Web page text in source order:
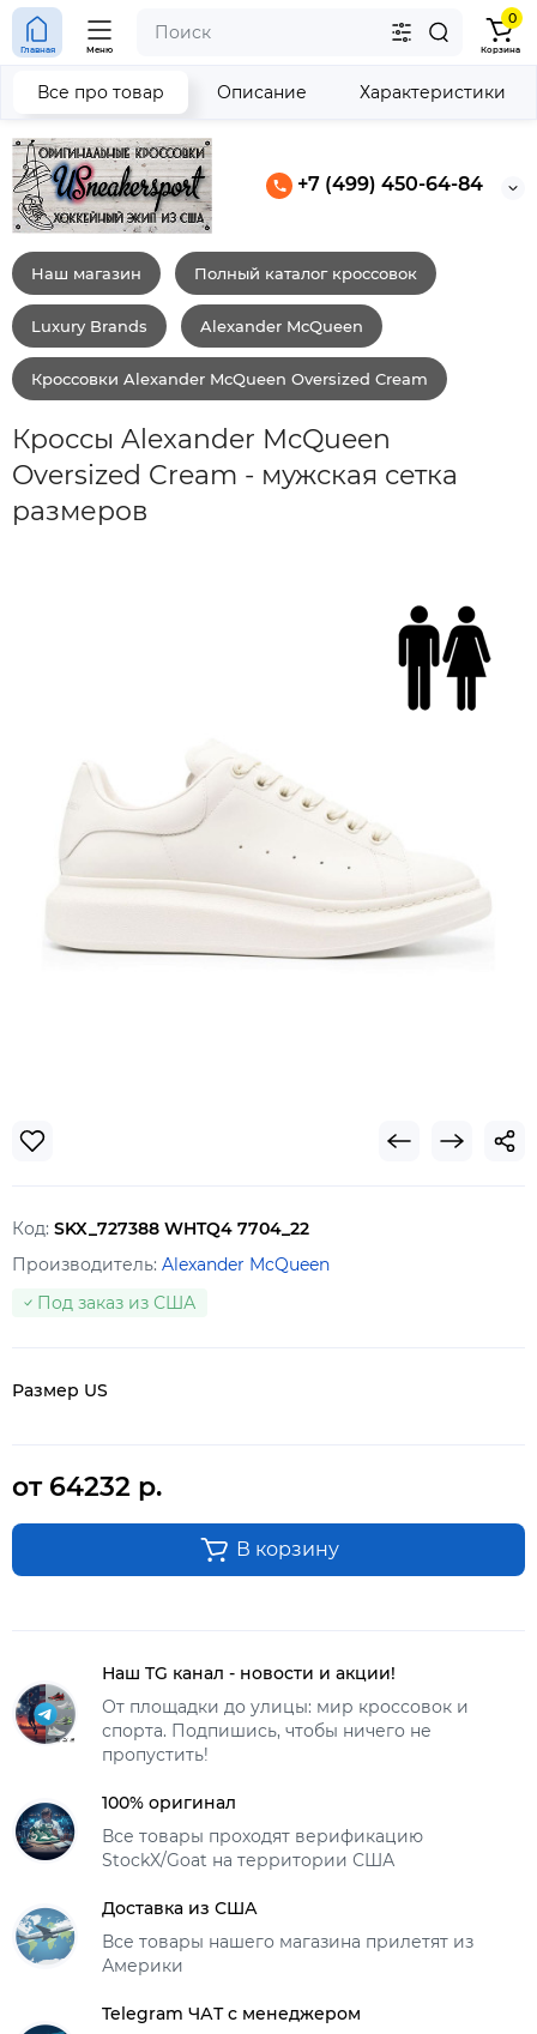
+7 (499) 450-64-84
Главная Меню
0
Корзина
Наш магазин Полный каталог кроссовок
Luxury Brands Alexander McQueen
Кроссовки Alexander McQueen Oversized Cream
Кроссы Alexander McQueen
Oversized Cream - мужская сетка
размеров
Все про товар Описание Характеристики
Код: SKX_727388 WHTQ4 7704_22
Производитель: Alexander McQueen
Под заказ из США
Размер US
от 64232 р.
В корзину
Наш TG канал - новости и акции!
От площадки до улицы: мир кроссовок и
спорта. Подпишись, чтобы ничего не
пропустить!
100% оригинал
Все товары проходят верификацию
StockX/Goat на территории США
Доставка из США
Все товары нашего магазина прилетят из
Америки
Telegram ЧАТ с менеджером